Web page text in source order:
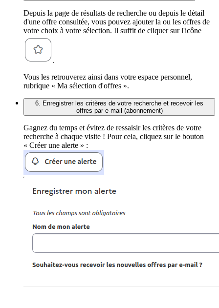
Depuis la page de résultats de recherche ou depuis le détail
d'une offre consultée, vous pouvez ajouter la ou les offres de
votre choix à votre sélection. Il suffit de cliquer sur l'icône
.
Vous les retrouverez ainsi dans votre espace personnel,
rubrique « Ma sélection d'offres ».
6. Enregistrer les critères de votre recherche et recevoir les
offres par e-mail (abonnement)
Gagnez du temps et évitez de ressaisir les critères de votre
recherche à chaque visite ! Pour cela, cliquez sur le bouton
« Créer une alerte » :